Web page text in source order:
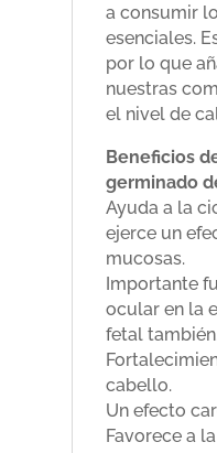
a consumir
esenciales.
por lo que
nuestras
el nivel de
Beneficios
germinado
Ayuda a la
ejerce un
mucosas.
Importante
ocular en la
fetal
cabello.
Un efecto
Favorece a